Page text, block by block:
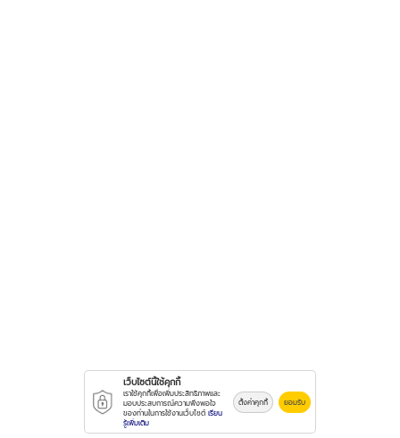
เว็บไซต์นี้ใช้คุกกี้
เราใช้คุกกี้เพื่อเพิ่มประสิทธิภาพและ
มอบประสบการณ์ความพึงพอใจ
ของท่านในการใช้งานเว็บไซต์ เรียน
รู้เพิ่มเติม
ตั้งค่าคุกกี้ ยอมรับ